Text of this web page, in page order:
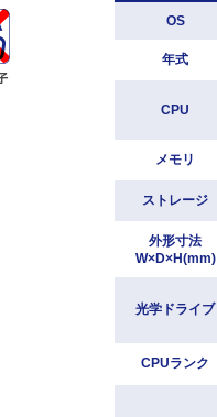
OS
年式
CPU
メモリ
ストレージ
外形寸法
W×D×H(mm)
光学ドライブ
CPUランク